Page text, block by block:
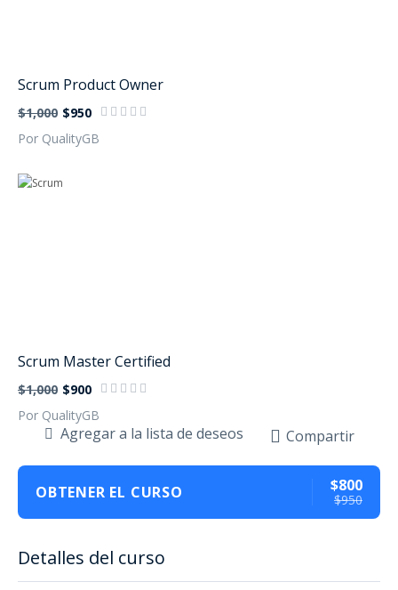
Scrum Product Owner
$1,000 $950
Por QualityGB
Scrum Master Certified
$1,000 $900
Por QualityGB
Agregar a la lista de deseos Compartir
OBTENER EL CURSO $800
$950
Detalles del curso